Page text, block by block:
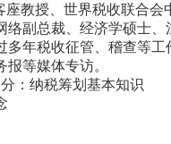
座教授、世界税收联合会
络副总裁、经济学硕士、
多年税收征管、稽查等工
等媒体专访。
：纳税筹划基本知识